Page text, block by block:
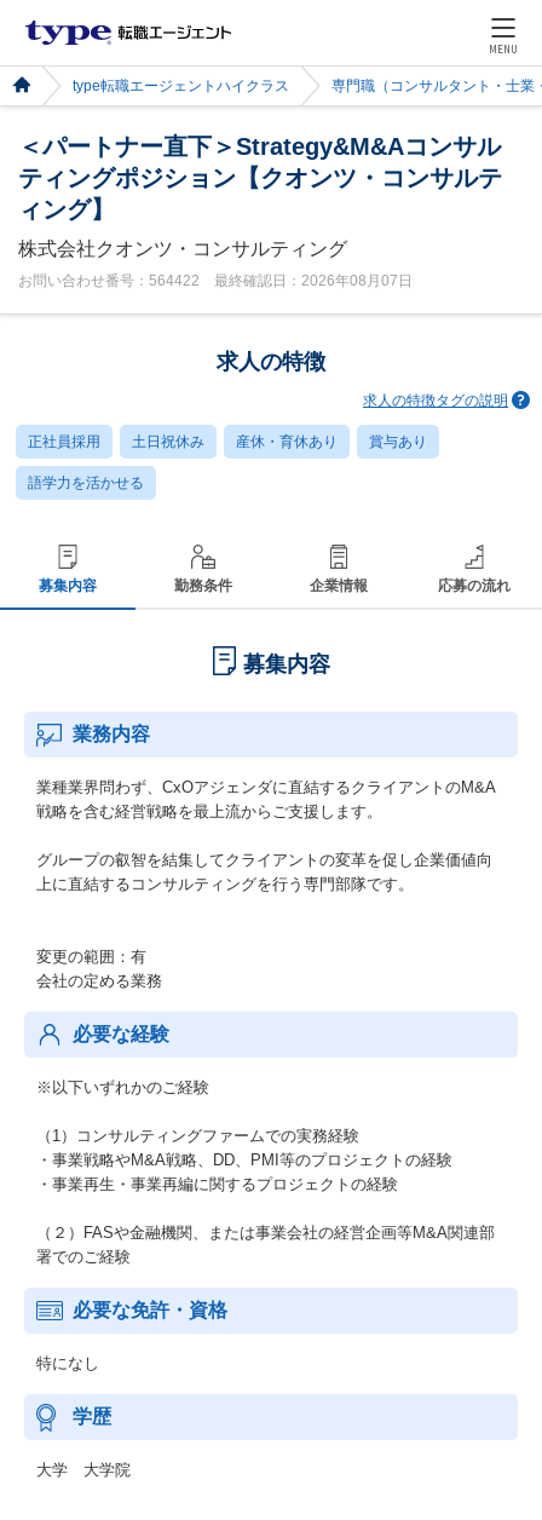
MENU
type転職エージェントハイクラス 専門職（コンサルタント・士業
＜パートナー直下＞Strategy&M&Aコンサル
ティングポジション【クオンツ・コンサルテ
ィング】
株式会社クオンツ・コンサルティング
お問い合わせ番号：564422 最終確認日：2026年08月07日
求人の特徴
求人の特徴タグの説明
正社員採用 土日祝休み 産休・育休あり 賞与あり
語学力を活かせる
募集内容 勤務条件 企業情報 応募の流れ
募集内容
業務内容
業種業界問わず、CxOアジェンダに直結するクライアントのM&A
戦略を含む経営戦略を最上流からご支援します。
グループの叡智を結集してクライアントの変革を促し企業価値向
上に直結するコンサルティングを行う専門部隊です。
変更の範囲：有
会社の定める業務
必要な経験
※以下いずれかのご経験
（1）コンサルティングファームでの実務経験
・事業戦略やM&A戦略、DD、PMI等のプロジェクトの経験
・事業再生・事業再編に関するプロジェクトの経験
（２）FASや金融機関、または事業会社の経営企画等M&A関連部
署でのご経験
必要な免許・資格
特になし
学歴
大学 大学院